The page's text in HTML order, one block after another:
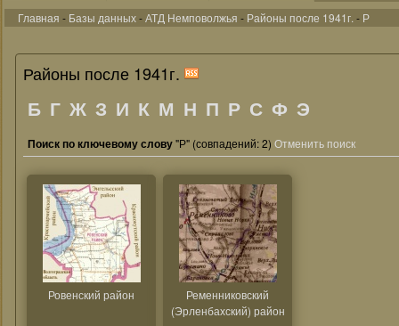
Главная - Базы данных-АТД Немповолжья - Районы после 1941г. - Р
Районы после 1941г.
Б Г Ж З И К М Н П Р С Ф Э
Поиск по ключевому слову"Р" (совпадений: 2) Отменить поиск
Ровенский район
Ременниковский
(Эрленбахский) район